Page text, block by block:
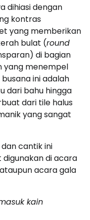
dihiasi dengan
kontras
yang memberikan
bulat (round
di bagian
yang menempel
ini adalah
dari bahu hingga
dari tile halus
yang sangat
cantik ini
di acara
acara gala
kain